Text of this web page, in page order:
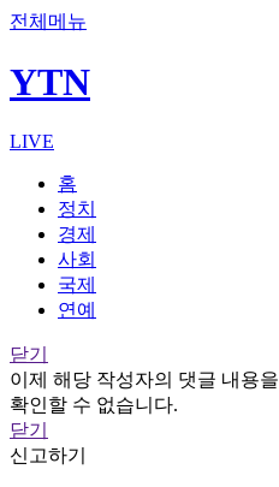
전체메뉴
YTN
LIVE
홈
정치
경제
사회
국제
연예
닫기
이제 해당 작성자의 댓글 내용을
확인할 수 없습니다.
닫기
신고하기